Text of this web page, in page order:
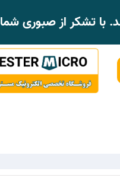
تشکر از صبوری شما